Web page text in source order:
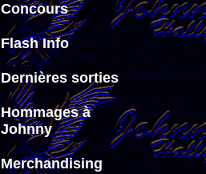
Concours
Flash Info
Dernières sorties
Hommages à
Johnny
Merchandising